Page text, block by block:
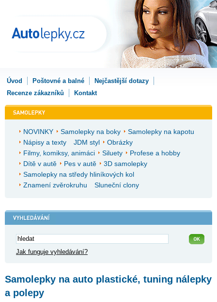
Úvod Poštovné a balné
Nejčastější dotazy
Recenze zákazníků
Kontakt
NOVINKY Samolepky na boky
Samolepky na kapotu
Nápisy a texty
JDM styl
Obrázky
Filmy, komiksy, animáci
Siluety
Profese a hobby
Dítě v autě
Pes v autě
3D samolepky
Samolepky na středy hliníkových kol
Znamení zvěrokruhu
Sluneční clony
Jak funguje vyhledávání?
Samolepky na auto plastické, tuning nálepky
a polepy